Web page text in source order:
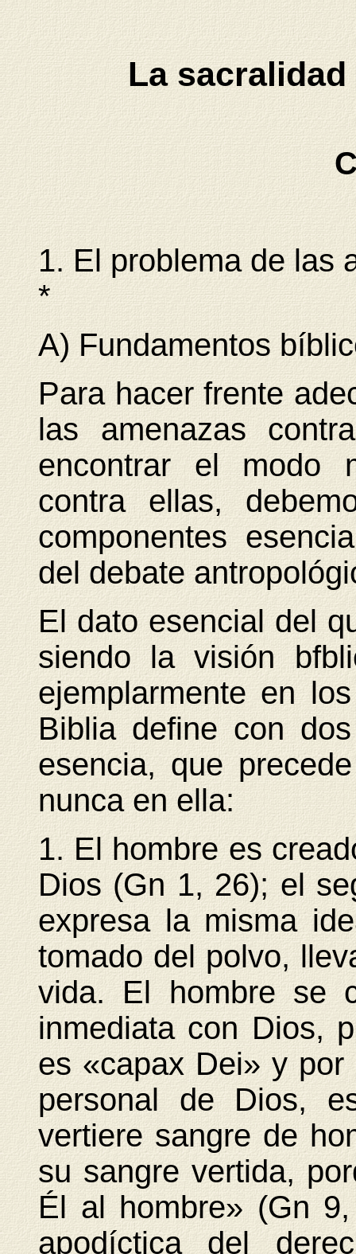
La
1. El problema de las
*
A) Fundamentos
Para hacer frente
las amenazas
encontrar el modo
contra ellas,
componentes
del debate
El dato esencial del
siendo la visión
ejemplarmente en
Biblia define con
esencia, que
nunca en ella:
1. El hombre es
Dios (Gn 1, 26); el
expresa la misma
tomado del polvo,
vida. El hombre se
inmediata con Dios,
es «capax Dei» y
personal de Dios,
vertiere sangre de
su sangre vertida,
Él al hombre» (Gn
apodíctica del